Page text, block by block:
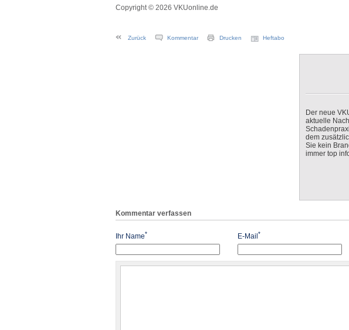
Copyright © 2026 VKUonline.de
Zurück Kommentar Drucken Heftabo
Der neue
aktuelle
dem
Sie kein
immer top
Kommentar verfassen
Ihr Name* E-Mail *